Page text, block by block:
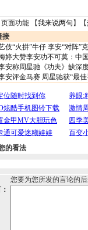
页面功能 【我来说两句 】【
接
伎“火拼”牛仔 李安“对阵”
婷大赞李安功不可莫：中
安称周星驰《功夫》缺深
安评金马赛 周星驰获“最
的看法
您要为您所发的言论的